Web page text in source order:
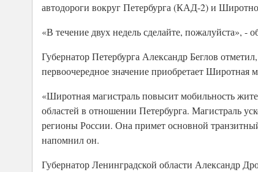
автодороги вокруг Петербурга (КАД-2) и
«В течение двух недель сделайте, пожалуйста»,
Губернатор Петербурга Александр Беглов
первоочередное значение приобретает Широтная
«Широтная магистраль повысит мобильность
областей в отношении Петербурга. Магистраль
регионы России. Она примет основной
напомнил он.
Губернатор Ленинградской области Александр